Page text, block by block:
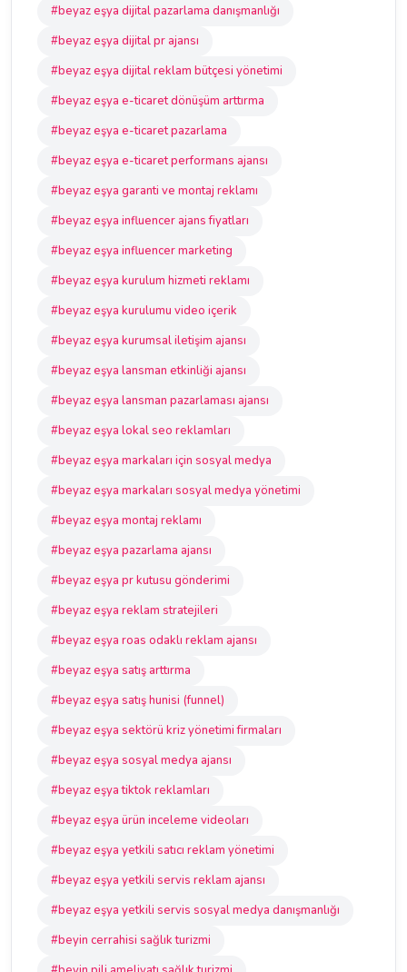
#beyaz eşya dijital pazarlama danışmanlığı
#beyaz eşya dijital pr ajansı
#beyaz eşya dijital reklam bütçesi yönetimi
#beyaz eşya e-ticaret dönüşüm arttırma
#beyaz eşya e-ticaret pazarlama
#beyaz eşya e-ticaret performans ajansı
#beyaz eşya garanti ve montaj reklamı
#beyaz eşya influencer ajans fiyatları
#beyaz eşya influencer marketing
#beyaz eşya kurulum hizmeti reklamı
#beyaz eşya kurulumu video içerik
#beyaz eşya kurumsal iletişim ajansı
#beyaz eşya lansman etkinliği ajansı
#beyaz eşya lansman pazarlaması ajansı
#beyaz eşya lokal seo reklamları
#beyaz eşya markaları için sosyal medya
#beyaz eşya markaları sosyal medya yönetimi
#beyaz eşya montaj reklamı
#beyaz eşya pazarlama ajansı
#beyaz eşya pr kutusu gönderimi
#beyaz eşya reklam stratejileri
#beyaz eşya roas odaklı reklam ajansı
#beyaz eşya satış arttırma
#beyaz eşya satış hunisi (funnel)
#beyaz eşya sektörü kriz yönetimi firmaları
#beyaz eşya sosyal medya ajansı
#beyaz eşya tiktok reklamları
#beyaz eşya ürün inceleme videoları
#beyaz eşya yetkili satıcı reklam yönetimi
#beyaz eşya yetkili servis reklam ajansı
#beyaz eşya yetkili servis sosyal medya danışmanlığı
#beyin cerrahisi sağlık turizmi